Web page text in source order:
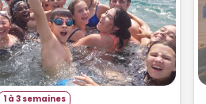
1 à 3 semaines